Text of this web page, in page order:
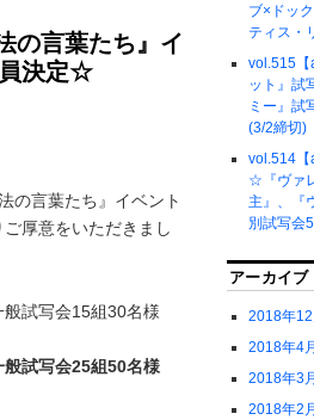
の言葉たち』イ
決定☆
の言葉たち』イベント
厚意をいただきまし
試写会15組30名様
試写会25組50名様
ブ×ドッ
ティス・
vol.515【
ット』試
ミー』試
(3/2締切)
vol.514【
☆『ヴァ
主』、『
別試写会
アーカイブ
2018年12
2018年4月
2018年3月
2018年2月